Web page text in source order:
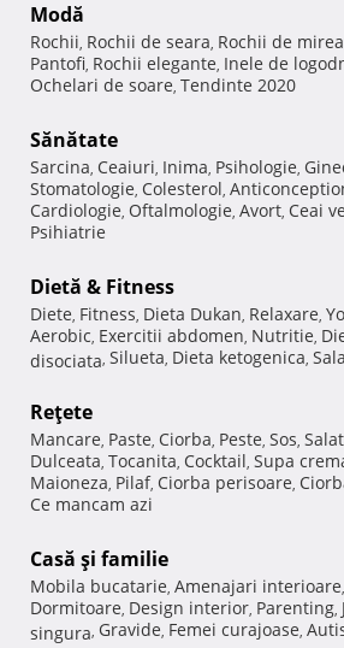
Modă
Rochii, Rochii de seara, Rochii de
Pantofi, Rochii elegante, Inele de
Ochelari de soare, Tendinte 2020
Sănătate
Sarcina, Ceaiuri, Inima, Psihologie,
Stomatologie, Colesterol,
Cardiologie, Oftalmologie, Avort, Ceai
Psihiatrie
Dietă & Fitness
Diete, Fitness, Dieta Dukan, Relaxare,
Aerobic, Exercitii abdomen, Nutritie,
disociata, Silueta, Dieta ketogenica,
Reţete
Mancare, Paste, Ciorba, Peste, Sos,
Dulceata, Tocanita, Cocktail, Supa
Maioneza, Pilaf, Ciorba perisoare,
Ce mancam azi
Casă şi familie
Mobila bucatarie, Amenajari interioare,
Dormitoare, Design interior, Parenting,
singura, Gravide, Femei curajoase,